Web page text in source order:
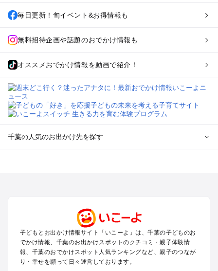
毎日更新！旬イベント&お得情報も
無料招待企画や話題のおでかけ情報も
オススメおでかけ情報を動画で紹介！
千葉の人気のお出かけ先を探す
成田・印西・酒々井のプールお出かけ
館山・南房総のプールお出かけ
九十九里・銚子のプールお出かけ
千葉市・市原のプールお出かけ
鴨川・勝浦・御宿のプールお出かけ
子どもとお出かけ情報サイト「いこーよ」は、千葉の子どものお
でかけ情報、千葉のお出かけスポットのクチコミ・親子体験情
報、千葉のおでかけスポット人気ランキングなど、親子のつなが
り・幸せを願って日々運営しております。